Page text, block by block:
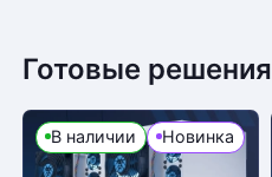
Готовые решения
В наличии Новинка